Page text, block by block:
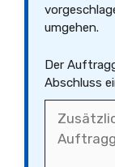
umgehen.
Der
Abschluss